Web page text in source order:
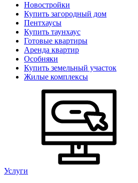
Новостройки
Купить загородный дом
Пентхаусы
Купить таунхаус
Готовые квартиры
Аренда квартир
Особняки
Купить земельный участок
Жилые комплексы
Услуги